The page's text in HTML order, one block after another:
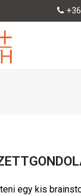
egy kis